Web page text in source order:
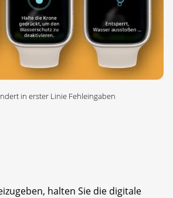
in erster Linie Fehleingaben
halten Sie die digitale